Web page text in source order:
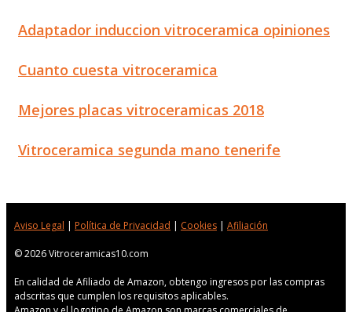
Adaptador induccion vitroceramica opiniones
Cuanto cuesta vitroceramica
Mejores placas vitroceramicas 2018
Vitroceramica segunda mano tenerife
Aviso Legal | Política de Privacidad | Cookies | Afiliación
© 2026 Vitroceramicas10.com
En calidad de Afiliado de Amazon, obtengo ingresos por las compras
adscritas que cumplen los requisitos aplicables.